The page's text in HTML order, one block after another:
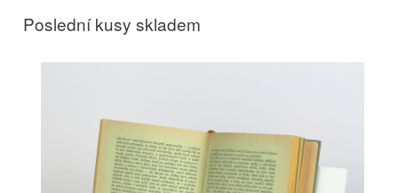
Poslední kusy skladem